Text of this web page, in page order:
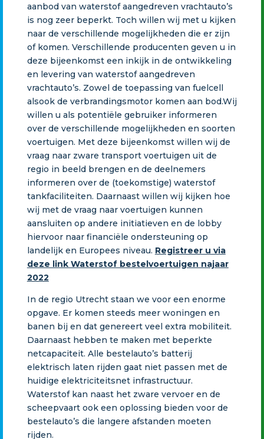
aanbod van waterstof aangedreven vrachtauto’s
is nog zeer beperkt. Toch willen wij met u kijken
naar de verschillende mogelijkheden die er zijn
of komen. Verschillende producenten geven u in
deze bijeenkomst een inkijk in de ontwikkeling
en levering van waterstof aangedreven
vrachtauto’s. Zowel de toepassing van fuelcell
alsook de verbrandingsmotor komen aan bod.Wij
willen u als potentiële gebruiker informeren
over de verschillende mogelijkheden en soorten
voertuigen. Met deze bijeenkomst willen wij de
vraag naar zware transport voertuigen uit de
regio in beeld brengen en de deelnemers
informeren over de (toekomstige) waterstof
tankfaciliteiten. Daarnaast willen wij kijken hoe
wij met de vraag naar voertuigen kunnen
aansluiten op andere initiatieven en de lobby
hiervoor naar financiële ondersteuning op
landelijk en Europees niveau. Registreer u via
deze link Waterstof bestelvoertuigen najaar
2022
In de regio Utrecht staan we voor een enorme
opgave. Er komen steeds meer woningen en
banen bij en dat genereert veel extra mobiliteit.
Daarnaast hebben te maken met beperkte
netcapaciteit. Alle bestelauto’s batterij
elektrisch laten rijden gaat niet passen met de
huidige elektriciteitsnet infrastructuur.
Waterstof kan naast het zware vervoer en de
scheepvaart ook een oplossing bieden voor de
bestelauto’s die langere afstanden moeten
rijden.